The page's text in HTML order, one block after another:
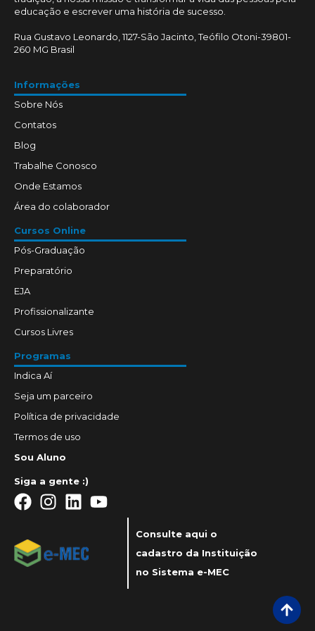
educação e escrever uma história de sucesso.
Rua Gustavo Leonardo, 1127-São Jacinto, Teófilo Otoni-39801-
260 MG Brasil
Informações
Sobre Nós
Contatos
Blog
Trabalhe Conosco
Onde Estamos
Área do colaborador
Cursos Online
Pós-Graduação
Preparatório
EJA
Profissionalizante
Cursos Livres
Programas
Indica Aí
Seja um parceiro
Política de privacidade
Termos de uso
Sou Aluno
Siga a gente :)
Consulte aqui o
cadastro da Instituição
no Sistema e-MEC